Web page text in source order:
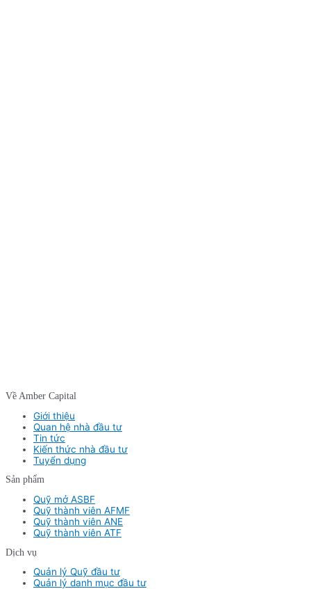
Về Amber Capital
Giới thiệu
Quan hệ nhà đầu tư
Tin tức
Kiến thức nhà đầu tư
Tuyển dụng
Sản phẩm
Quỹ mở ASBF
Quỹ thành viên AFMF
Quỹ thành viên ANE
Quỹ thành viên ATF
Dịch vụ
Quản lý Quỹ đầu tư
Quản lý danh mục đầu tư